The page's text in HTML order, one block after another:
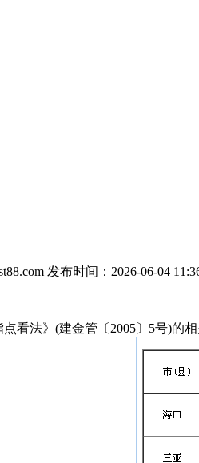
发布时间：2026-06-04
法》(建金管〔2005〕5号)的